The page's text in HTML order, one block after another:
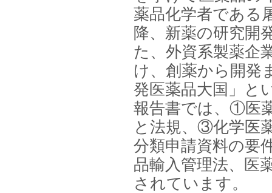
薬品化学者である
降、新薬の研究開
た、外資系製薬企
け、創薬から開発
発医薬品大国」と
報告書では、①医
と法規、③化学医
分類申請資料の要
品輸入管理法、医
されています。